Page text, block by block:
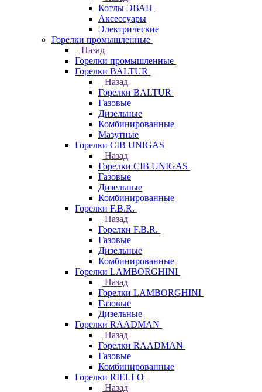
Котлы ЭВАН
Аксессуары
Электрические
Горелки промышленные
Назад
Горелки промышленные
Горелки BALTUR
Назад
Горелки BALTUR
Газовые
Дизельные
Комбинированные
Мазутные
Горелки CIB UNIGAS
Назад
Горелки CIB UNIGAS
Газовые
Дизельные
Комбинированные
Горелки F.B.R.
Назад
Горелки F.B.R.
Газовые
Дизельные
Комбинированные
Горелки LAMBORGHINI
Назад
Горелки LAMBORGHINI
Газовые
Дизельные
Горелки RAADMAN
Назад
Горелки RAADMAN
Газовые
Комбинированные
Горелки RIELLO
Назад